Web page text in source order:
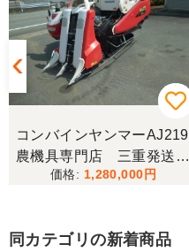
たら、まずチェック
とうございました。
コンバインヤンマーAJ219
農機具専門店 三重発送整
備済み
1,280,000
同カテゴリの新着商品